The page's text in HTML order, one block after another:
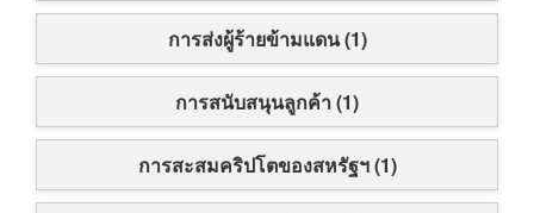
การส่งผู้ร้ายข้ามแดน (1)
การสนับสนุนลูกค้า (1)
การสะสมคริปโตของสหรัฐฯ (1)